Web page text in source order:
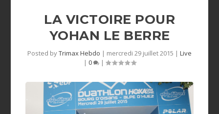
LA VICTOIRE POUR
YOHAN LE BERRE
Posted byTrimax Hebdo | mercredi 29 juillet 2015 | Live
| 0 |